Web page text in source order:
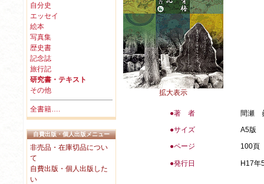
自分史
エッセイ
絵本
写真集
歴史書
記念誌
旅行記
研究書・テキスト
その他
全書籍….
自費出版・個人出版メニュー
非売品・在庫切品につい
て
自費出版・個人出版した
い
拡大表示
●著 者
間瀬
●サイズ
A5版
●ページ 100頁
●発行日 H17